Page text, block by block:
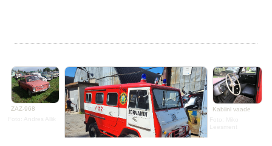
ZAZ-968
Kabiini vaade